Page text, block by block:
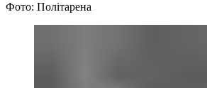
Фото: Політарена